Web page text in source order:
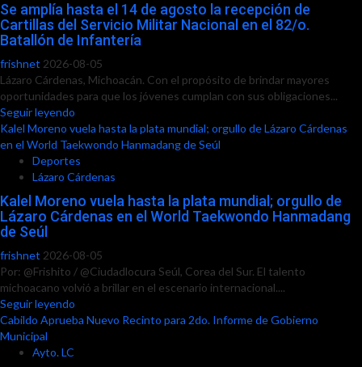
Se amplía hasta el 14 de agosto la recepción de
Cartillas del Servicio Militar Nacional en el 82/o.
Batallón de Infantería
frishnet 2026-08-05
Lázaro Cárdenas, Michoacán. Con el propósito de brindar mayores
oportunidades para que los jóvenes cumplan con sus obligaciones...
Seguir leyendo
Kalel Moreno vuela hasta la plata mundial; orgullo de Lázaro Cárdenas
en el World Taekwondo Hanmadang de Seúl
Deportes
Lázaro Cárdenas
Kalel Moreno vuela hasta la plata mundial; orgullo de
Lázaro Cárdenas en el World Taekwondo Hanmadang
de Seúl
frishnet 2026-08-05
Por: @Frishito / @Ciudadlocura Seúl, Corea del Sur. El talento
michoacano volvió a brillar en el escenario internacional....
Seguir leyendo
Cabildo Aprueba Nuevo Recinto para 2do. Informe de Gobierno
Municipal
Ayto. LC